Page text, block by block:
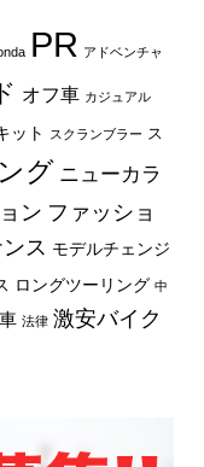
PR アドベンチャ
オフ車 カジュアル
ット スクランブラー ス
グ ニューカラ
ン ファッショ
ス モデルチェンジ
ロングツーリング 中
法律 激安バイク